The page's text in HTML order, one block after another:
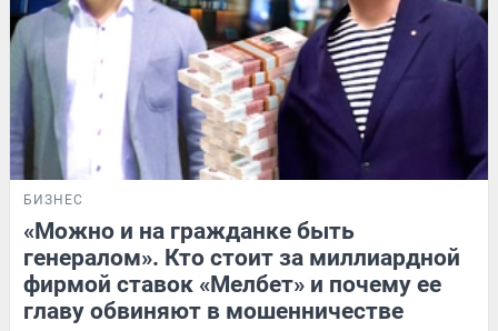
БИЗНЕС
«Можно и на гражданке быть
генералом». Кто стоит за миллиардной
фирмой ставок «Мелбет» и почему ее
главу обвиняют в мошенничестве